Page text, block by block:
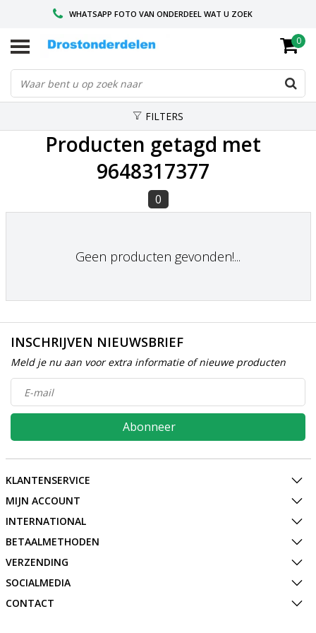
WHATSAPP FOTO VAN ONDERDEEL WAT U ZOEK
VOOR 16.00 BESTELD, VANDAAG VERZONDEN
GESPECIALISEERD PEUGEOT
0
FILTERS
Producten getagd met
9648317377
0
Geen producten gevonden!...
INSCHRIJVEN NIEUWSBRIEF
Meld je nu aan voor extra informatie of nieuwe producten
Abonneer
KLANTENSERVICE
MIJN ACCOUNT
INTERNATIONAL
BETAALMETHODEN
VERZENDING
SOCIALMEDIA
CONTACT